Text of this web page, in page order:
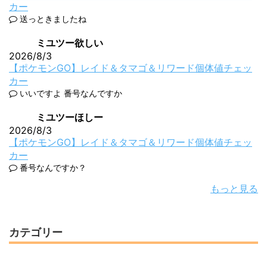
カー
送っときましたね
ミユツー欲しい
2026/8/3
【ポケモンGO】レイド＆タマゴ＆リワード個体値チェッ
カー
いいですよ 番号なんですか
ミユツーほしー
2026/8/3
【ポケモンGO】レイド＆タマゴ＆リワード個体値チェッ
カー
番号なんですか？
もっと見る
カテゴリー